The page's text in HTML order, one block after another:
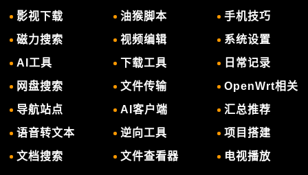
影视下载
磁力搜索
AI工具
网盘搜索
导航站点
语音转文本
文档搜索
油猴脚本
视频编辑
下载工具
文件传输
AI客户端
逆向工具
文件查看器
手机技巧
系统设置
日常记录
OpenWrt相关
汇总推荐
项目搭建
电视播放